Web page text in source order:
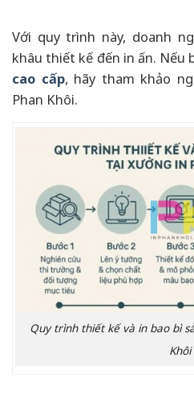
Với quy trình này, doanh
khâu thiết kế đến in ấn. Nếu
cao cấp, hãy tham khảo
Phan Khôi.
Quy trình thiết kế và in bao bì
Khôi